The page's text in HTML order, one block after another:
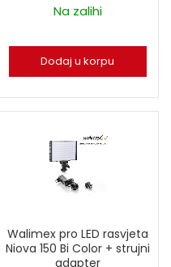
Na zalihi
Dodaj u korpu
Walimex pro LED rasvjeta
Niova 150 Bi Color + strujni
adapter